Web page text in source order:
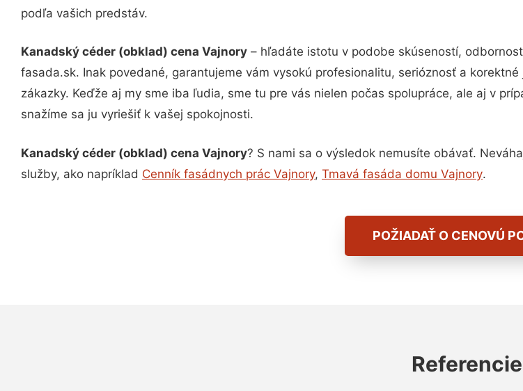
podľa vašich predstáv.
Kanadský céder (obklad) cena Vajnory – hľadáte istotu v podobe skúseností,
fasada.sk. Inak povedané, garantujeme vám vysokú profesionalitu, serióznosť a
zákazky. Keďže aj my sme iba ľudia, sme tu pre vás nielen počas spolupráce, ale aj v
snažíme sa ju vyriešiť k vašej spokojnosti.
Kanadský céder (obklad) cena Vajnory? S nami sa o výsledok nemusíte obávať.
služby, ako napríklad Cenník fasádnych prác Vajnory, Tmavá fasáda domu Vajnory.
POŽIADAŤ O CENOVÚ
Referencie